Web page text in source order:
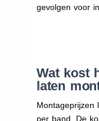
gevolgen voor
Wat kost
laten
Montageprijzen
per band. De